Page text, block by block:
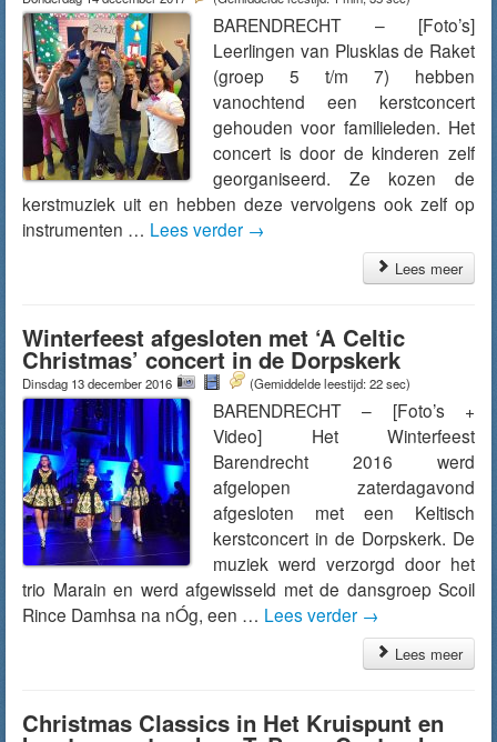
BARENDRECHT – [Foto’s]
Leerlingen van Plusklas de Raket
(groep 5 t/m 7) hebben
vanochtend een kerstconcert
gehouden voor familieleden. Het
concert is door de kinderen zelf
georganiseerd. Ze kozen de
kerstmuziek uit en hebben deze vervolgens ook zelf op
instrumenten … Lees verder →
Lees meer
Winterfeest afgesloten met ‘A Celtic
Christmas’ concert in de Dorpskerk
Dinsdag 13 december 2016 (Gemiddelde leestijd: 22 sec)
BARENDRECHT – [Foto’s +
Video] Het Winterfeest
Barendrecht 2016 werd
afgelopen zaterdagavond
afgesloten met een Keltisch
kerstconcert in de Dorpskerk. De
muziek werd verzorgd door het
trio Marain en werd afgewisseld met de dansgroep Scoil
Rince Damhsa na nÓg, een … Lees verder →
Lees meer
Christmas Classics in Het Kruispunt en